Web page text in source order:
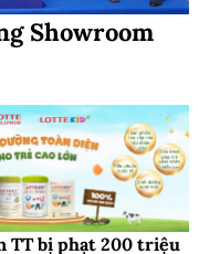
Showroom
TT bị phạt 200 triệu